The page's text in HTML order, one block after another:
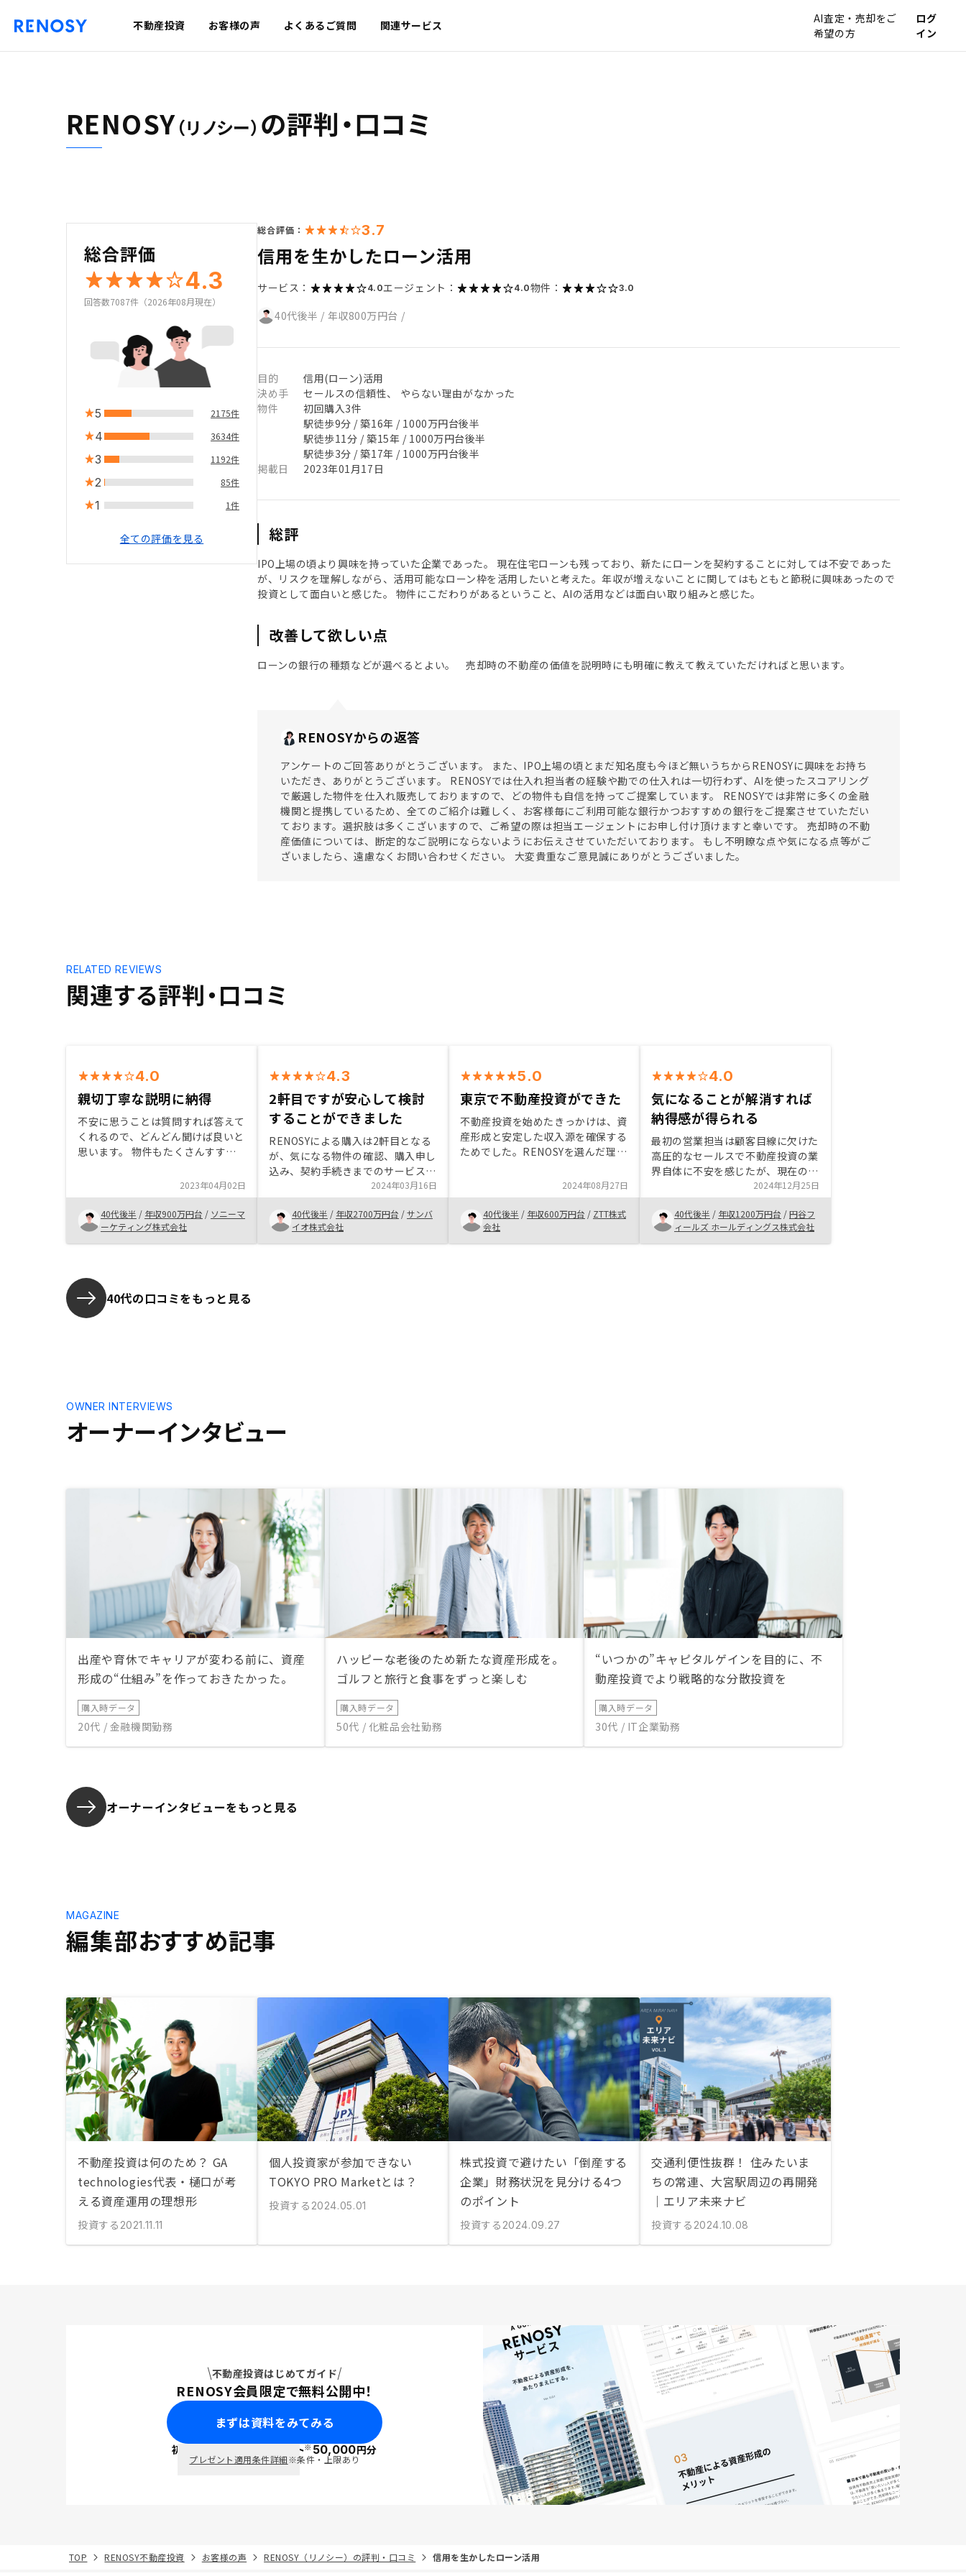
不動産投資 お客様の声 よくあるご質問 関連サービス
AI査定・売却をご
希望の方
ログ
イン
RENOSY（リノシー） の評判・口コミ
総合評価
4.3
回答数7087件（2026年08月現在）
5 2175件
4 3634件
3 1192件
2 85件
1 1件
全ての評価を見る
総合評価： 3.7
信用を生かしたローン活用
サービス： 4.0エージェント： 4.0物件： 3.0
40代後半 / 年収800万円台 /
目的
信用(ローン)活用
決め手
セールスの信頼性、 やらない理由がなかった
物件
初回購入3件
駅徒歩9分 / 築16年 / 1000万円台後半
駅徒歩11分 / 築15年 / 1000万円台後半
駅徒歩3分 / 築17年 / 1000万円台後半
掲載日
2023年01月17日
総評
IPO上場の頃より興味を持っていた企業であった。 現在住宅ローンも残っており、新たにローンを契約することに対しては不安であった
が、リスクを理解しながら、活用可能なローン枠を活用したいと考えた。年収が増えないことに関してはもともと節税に興味あったので
投資として面白いと感じた。 物件にこだわりがあるということ、AIの活用などは面白い取り組みと感じた。
改善して欲しい点
ローンの銀行の種類などが選べるとよい。 売却時の不動産の価値を説明時にも明確に教えて教えていただければと思います。
RENOSYからの返答
アンケートのご回答ありがとうございます。 また、IPO上場の頃とまだ知名度も今ほど無いうちからRENOSYに興味をお持ち
いただき、ありがとうございます。 RENOSYでは仕入れ担当者の経験や勘での仕入れは一切行わず、AIを使ったスコアリング
で厳選した物件を仕入れ販売しておりますので、どの物件も自信を持ってご提案しています。 RENOSYでは非常に多くの金融
機関と提携しているため、全てのご紹介は難しく、お客様毎にご利用可能な銀行かつおすすめの銀行をご提案させていただい
ております。選択肢は多くこざいますので、ご希望の際は担当エージェントにお申し付け頂けますと幸いです。 売却時の不動
産価値については、断定的なご説明にならないようにお伝えさせていただいております。 もし不明瞭な点や気になる点等がご
ざいましたら、遠慮なくお問い合わせください。 大変貴重なご意見誠にありがとうございました。
関連する評判・口コミ
RELATED REVIEWS
4.0
親切丁寧な説明に納得
不安に思うことは質問すれば答えて
くれるので、どんどん聞けば良いと
思います。 物件もたくさんすすめ
が早いことに驚きとともに感心して
います。 チームでご対応いただけ
るのも嬉しいです。
2023年04月02日
40代後半 / 年収900万円台 / ソニーマ
ーケティング株式会社
4.3
2軒目ですが安心して検討
することができました
RENOSYによる購入は2軒目となる
が、気になる物件の確認、購入申し
込み、契約手続きまでのサービスが
連続性をもって提供されるため、安
心して購入完了にいたることができ
ている点は大きなメリットと感じて
います。
2024年03月16日
40代後半 / 年収2700万円台 /サンバ
イオ株式会社
5.0
東京で不動産投資ができた
不動産投資を始めたきっかけは、資
産形成と安定した収入源を確保する
ためでした。RENOSYを選んだ理由
ト体制が充実していたためです。ま
た、外国人である私は、母語の中国
語で対応してくれるのは大変嬉しい
からです。
2024年08月27日
40代後半 / 年収600万円台 / ZTT株式
会社
4.0
気になることが解消すれば
納得感が得られる
最初の営業担当は顧客目線に欠けた
高圧的なセールスで不動産投資の業
界自体に不安を感じたが、現在の担
当者のセールスは自分の質問内容に
対しひとつひとつをクリアにしてく
れたのが決めてとなりました。 あ
とはアプリで完結する点と、確定申
告のサポートも助かっています。
2024年12月25日
40代後半 / 年収1200万円台 /円谷フ
ィールズ ホールディングス株式会社
40代の口コミをもっと見る
オーナーインタビュー
OWNER INTERVIEWS
出産や育休でキャリアが変わる前に、資産
形成の“仕組み”を作っておきたかった。
購入時データ
20代 / 金融機関勤務
ハッピーな老後のため新たな資産形成を。
ゴルフと旅行と食事をずっと楽しむ
購入時データ
50代 / 化粧品会社勤務
“いつかの”キャピタルゲインを目的に、不
動産投資でより戦略的な分散投資を
購入時データ
30代 / IT企業勤務
オーナーインタビューをもっと見る
編集部おすすめ記事
MAGAZINE
不動産投資は何のため？ GA
technologies代表・樋口が考
える資産運用の理想形
投資する 2021.11.11
個人投資家が参加できない
TOKYO PRO Marketとは？
投資する 2024.05.01
株式投資で避けたい「倒産する
企業」財務状況を見分ける4つ
のポイント
投資する 2024.09.27
交通利便性抜群！ 住みたいま
ちの常連、大宮駅周辺の再開発
｜エリア未来ナビ
投資する 2024.10.08
不動産投資はじめてガイド
RENOSY会員限定で無料公開中！
まずは資料をみてみる
初回面談で ポイント※50,000円分
プレゼント適用条件詳細※条件・上限あり
TOP RENOSY不動産投資 お客様の声 RENOSY（リノシー）の評判・口コミ 信用を生かしたローン活用